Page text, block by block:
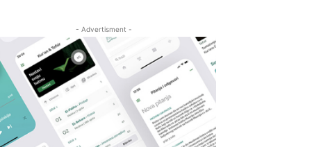
- Advertisment -